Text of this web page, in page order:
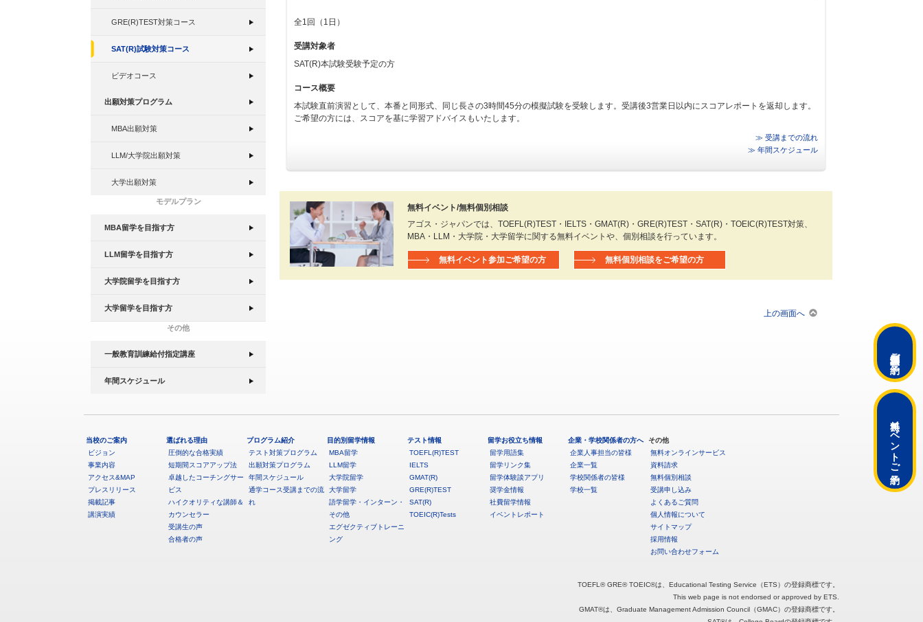
ご予約
無料イベント
ご予約
GRE(R)TEST対策コース
SAT(R)試験対策コース
ビデオコース
出願対策プログラム
MBA出願対策
LLM/大学院出願対策
大学出願対策
モデルプラン
MBA留学を目指す方
LLM留学を目指す方
大学院留学を目指す方
大学留学を目指す方
その他
一般教育訓練給付指定講座
年間スケジュール
全1回（1日）
受講対象者
SAT(R)本試験受験予定の方
コース概要
本試験直前演習として、本番と同形式、同じ長さの3時間45分の模擬試験を受験します。受講後3営業日以内にスコアレポートを返却します。
ご希望の方には、スコアを基に学習アドバイスもいたします。
≫ 受講までの流れ
≫ 年間スケジュール
無料イベント/無料個別相談
アゴス・ジャパンでは、TOEFL(R)TEST・IELTS・GMAT(R)・GRE(R)TEST・SAT(R)・TOEIC(R)TEST対策、
MBA・LLM・大学院・大学留学に関する無料イベントや、個別相談を行っています。
無料イベント参加ご希望の方 無料個別相談をご希望の方
上の画面へ
当校のご案内
ビジョン
事業内容
アクセス&MAP
プレスリリース
掲載記事
講演実績
選ばれる理由
圧倒的な合格実績
短期間スコアアップ法
卓越したコーチングサー
ビス
ハイクオリティな講師＆
カウンセラー
受講生の声
合格者の声
プログラム紹介
テスト対策プログラム
出願対策プログラム
年間スケジュール
通学コース受講までの流
れ
目的別留学情報
MBA留学
LLM留学
大学院留学
大学留学
語学留学・インターン・
その他
エグゼクティブトレーニ
ング
テスト情報
TOEFL(R)TEST
IELTS
GMAT(R)
GRE(R)TEST
SAT(R)
TOEIC(R)Tests
留学お役立ち情報
留学用語集
留学リンク集
留学体験談アプリ
奨学金情報
社費留学情報
イベントレポート
企業・学校関係者の方へ
企業人事担当の皆様
企業一覧
学校関係者の皆様
学校一覧
その他
無料オンラインサービス
資料請求
無料個別相談
受講申し込み
よくあるご質問
個人情報について
サイトマップ
採用情報
お問い合わせフォーム
TOEFL® GRE® TOEIC®は、Educational Testing Service（ETS）の登録商標です。
This web page is not endorsed or approved by ETS.
GMAT®は、Graduate Management Admission Council（GMAC）の登録商標です。